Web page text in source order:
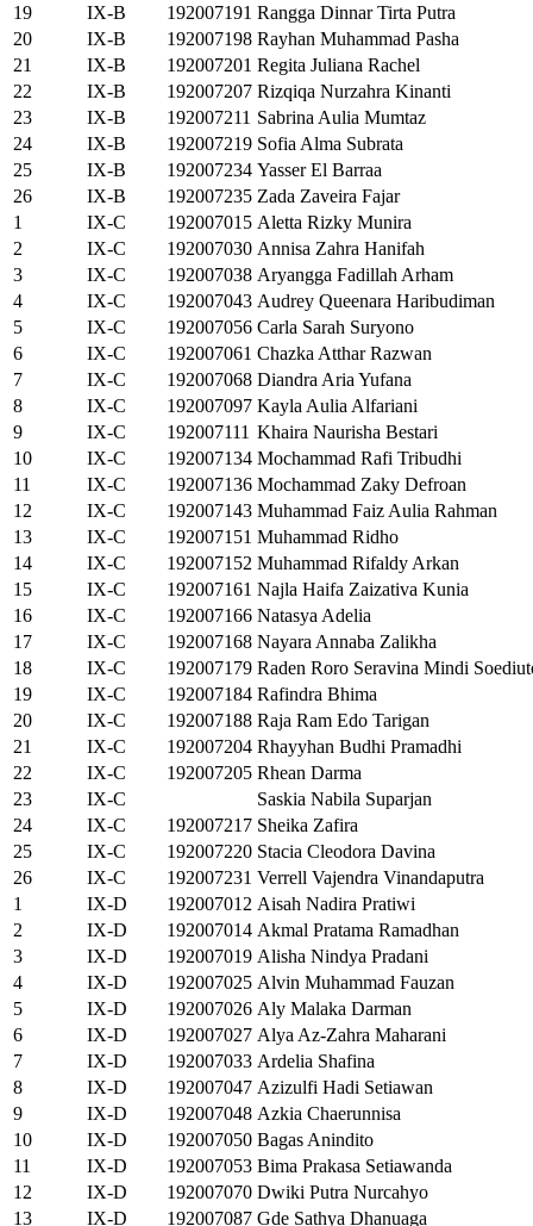
19
IX-B 192007191 Rangga Dinnar Tirta Putra
20
IX-B 192007198 Rayhan Muhammad Pasha
21
IX-B 192007201 Regita Juliana Rachel
22
IX-B 192007207 Rizqiqa Nurzahra Kinanti
23
IX-B 192007211 Sabrina Aulia Mumtaz
24
IX-B 192007219 Sofia Alma Subrata
25
IX-B 192007234 Yasser El Barraa
26
IX-B 192007235 Zada Zaveira Fajar
1
IX-C 192007015 Aletta Rizky Munira
2
IX-C 192007030 Annisa Zahra Hanifah
3
IX-C 192007038 Aryangga Fadillah Arham
4
IX-C 192007043 Audrey Queenara Haribudiman
5
IX-C 192007056 Carla Sarah Suryono
6
IX-C 192007061 Chazka Atthar Razwan
7
IX-C 192007068 Diandra Aria Yufana
8
IX-C 192007097 Kayla Aulia Alfariani
9
IX-C 192007111 Khaira Naurisha Bestari
10
IX-C 192007134 Mochammad Rafi Tribudhi
11
IX-C 192007136 Mochammad Zaky Defroan
12
IX-C 192007143 Muhammad Faiz Aulia Rahman
13
IX-C 192007151 Muhammad Ridho
14
IX-C 192007152 Muhammad Rifaldy Arkan
15
IX-C 192007161 Najla Haifa Zaizativa Kunia
16
IX-C 192007166 Natasya Adelia
17
IX-C 192007168 Nayara Annaba Zalikha
18
IX-C 192007179 Raden Roro Seravina Mindi
19
IX-C 192007184 Rafindra Bhima
20
IX-C 192007188 Raja Ram Edo Tarigan
21
IX-C 192007204 Rhayyhan Budhi Pramadhi
22
IX-C 192007205 Rhean Darma
23
IX-C
Saskia Nabila Suparjan
24
IX-C 192007217 Sheika Zafira
25
IX-C 192007220 Stacia Cleodora Davina
26
IX-C 192007231 Verrell Vajendra Vinandaputra
1
IX-D 192007012 Aisah Nadira Pratiwi
2
IX-D 192007014 Akmal Pratama Ramadhan
3
IX-D 192007019 Alisha Nindya Pradani
4
IX-D 192007025 Alvin Muhammad Fauzan
5
IX-D 192007026 Aly Malaka Darman
6
IX-D 192007027 Alya Az-Zahra Maharani
7
IX-D 192007033 Ardelia Shafina
8
IX-D 192007047 Azizulfi Hadi Setiawan
9
IX-D 192007048 Azkia Chaerunnisa
10
IX-D 192007050 Bagas Anindito
11
IX-D 192007053 Bima Prakasa Setiawanda
12
IX-D 192007070 Dwiki Putra Nurcahyo
13
IX-D 192007087 Gde Sathya Dhanuaga